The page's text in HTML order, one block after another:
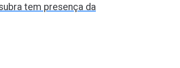
tem presença da